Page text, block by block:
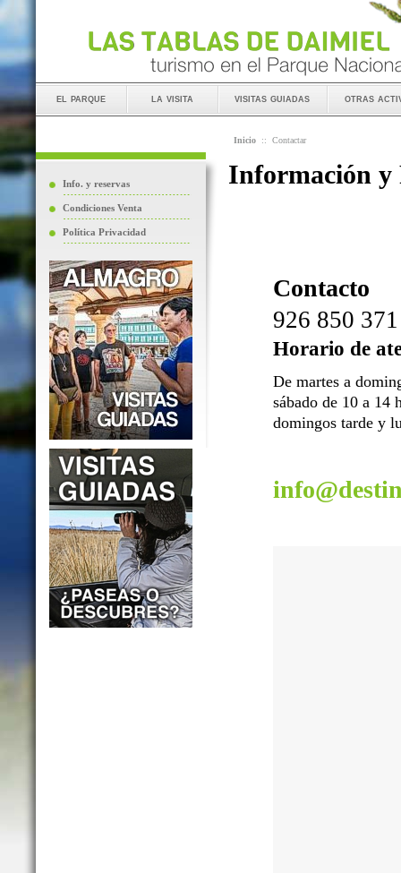
el parque la visita visitas guiadas otras
Info. y reservas
Condiciones Venta
Política Privacidad
Inicio :: Contactar
Información y
Contacto
926 850 371
Horario de
De martes a
sábado de 10 a 14
domingos tarde y